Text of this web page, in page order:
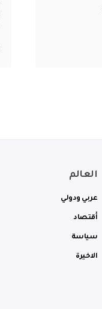
العالم
عربي ودولي
أقتصاد
سياسة
الاخيرة